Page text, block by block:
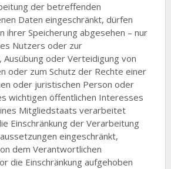
der betreffenden
Daten eingeschränkt, dürfen
ihrer Speicherung abgesehen – nur
Nutzers oder zur
Ausübung oder Verteidigung von
oder zum Schutz der Rechte einer
oder juristischen Person oder
wichtigen öffentlichen Interesses
Mitgliedstaats verarbeitet
Einschränkung der Verarbeitung
eingeschränkt,
dem Verantwortlichen
die Einschränkung aufgehoben